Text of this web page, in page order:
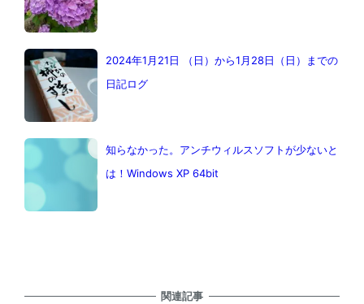
2024年1月21日 （日）から1月28日（日）までの
日記ログ
知らなかった。アンチウィルスソフトが少ないと
は！Windows XP 64bit
関連記事